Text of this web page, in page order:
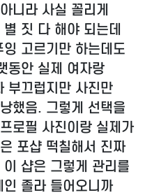
니라 사실 꼴리게
짓 다 해야 되는데
고르기만 하는데도
동안 실제 여자랑
부끄럽지만 사진만
했음. 그렇게 선택을
로필 사진이랑 실제가
포샵 떡칠해서 진짜
샵은 그렇게 관리를
졸라 들어오니까